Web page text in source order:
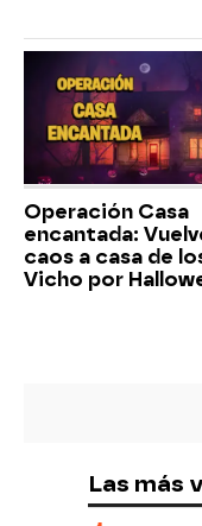
Operación Casa
encantada:
caos a casa de
Vicho por
Las más